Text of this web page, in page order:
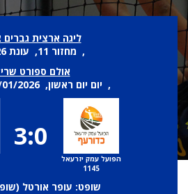
ליגה ארצית גברים
, מחזור 11, עונת 25/26
אולם ספורט
, יום יום ראשון, 18/01/2026, 20:00
הפועל עמק יזרעאל
1145
3:0
שופט: עופר אורטל (